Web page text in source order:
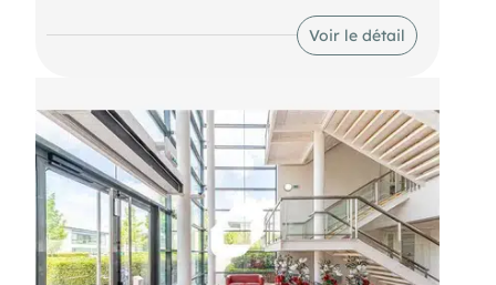
Bus Le Prieuré - Parc d'Entreprises (BUS-47, BUS-
32) RER Val d'Europe (A) RER Chessy - Marne la
Vallée Eurostar Chessy - Marne la Vallée Thalys
Chessy - Marne la Vallée Aéroport Paris - CDG
Voir le détail